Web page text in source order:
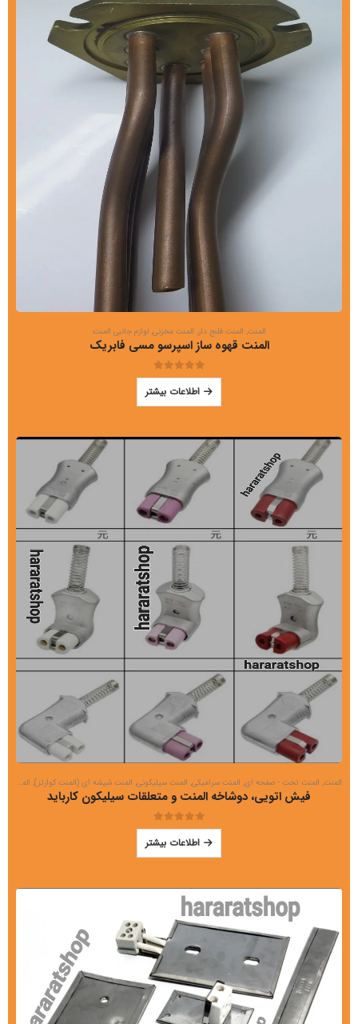
المنت, المنت فلنج دار, المنت مخزنی,لوازم جانبی المنت
المنت قهوه ساز اسپرسو مسی فابریک
0
out of 5
اطلاعات بیشتر
المنت, المنت تخت - صفحه ای, المنت سرامیکی, المنت سیلیکونی, المنت شیشه ای (المنت کوارتز), المنت ضد اسید
فیش اتویی، دوشاخه المنت و متعلقات سیلیکون کارباید
0
out of 5
اطلاعات بیشتر